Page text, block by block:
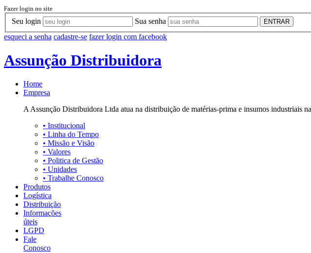
Fazer login no site
Seu login Sua senha ENTRAR
esqueci a senha cadastre-se fazer login com facebook
Assunção Distribuidora
Home
Empresa
A Assunção Distribuidora Ltda atua na distribuição de matérias-prima e insumos industriais
• Institucional
• Linha do Tempo
• Missão e Visão
• Valores
• Politica de Gestão
• Unidades
• Trabalhe Conosco
Produtos
Logística
Distribuição
Informações
úteis
LGPD
Fale
Conosco